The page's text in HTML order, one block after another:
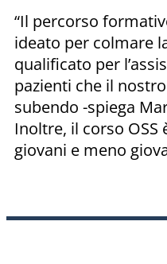
“Il percorso
ideato per colmare
qualificato per
pazienti che il
subendo -spiega
Inoltre, il corso
giovani e meno